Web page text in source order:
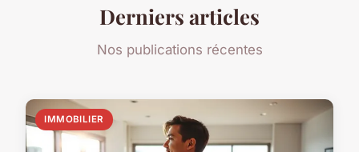
Derniers articles
Nos publications récentes
IMMOBILIER